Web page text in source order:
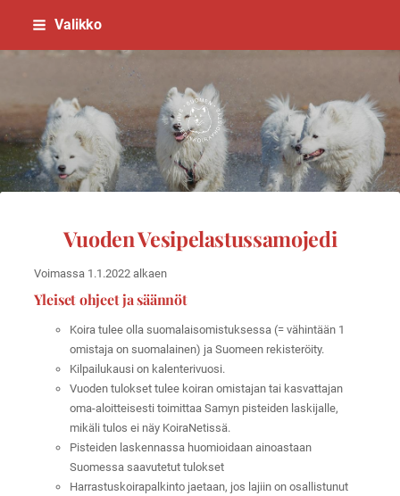
Siirry
Valikko
Suomen
Vuoden Vesipelastussamojedi
Voimassa 1.1.2022 alkaen
Yleiset ohjeet ja säännöt
Koira tulee olla suomalaisomistuksessa (= vähintään 1
omistaja on suomalainen) ja Suomeen rekisteröity.
Kilpailukausi on kalenterivuosi.
Vuoden tulokset tulee koiran omistajan tai kasvattajan
oma-aloitteisesti toimittaa Samyn pisteiden laskijalle,
mikäli tulos ei näy KoiraNetissä.
Pisteiden laskennassa huomioidaan ainoastaan
Suomessa saavutetut tulokset
Harrastuskoirapalkinto jaetaan, jos lajiin on osallistunut